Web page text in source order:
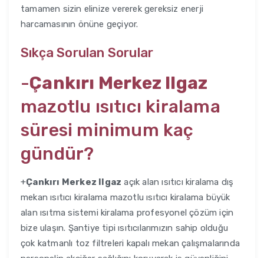
tamamen sizin elinize vererek gereksiz enerji
harcamasının önüne geçiyor.
Sıkça Sorulan Sorular
-Çankırı Merkez Ilgaz
mazotlu ısıtıcı kiralama
süresi minimum kaç
gündür?
+Çankırı Merkez Ilgaz açık alan ısıtıcı kiralama dış
mekan ısıtıcı kiralama mazotlu ısıtıcı kiralama büyük
alan ısıtma sistemi kiralama profesyonel çözüm için
bize ulaşın. Şantiye tipi ısıtıcılarımızın sahip olduğu
çok katmanlı toz filtreleri kapalı mekan çalışmalarında